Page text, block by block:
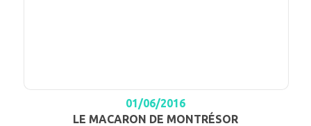
01/06/2016
LE MACARON DE MONTRÉSOR